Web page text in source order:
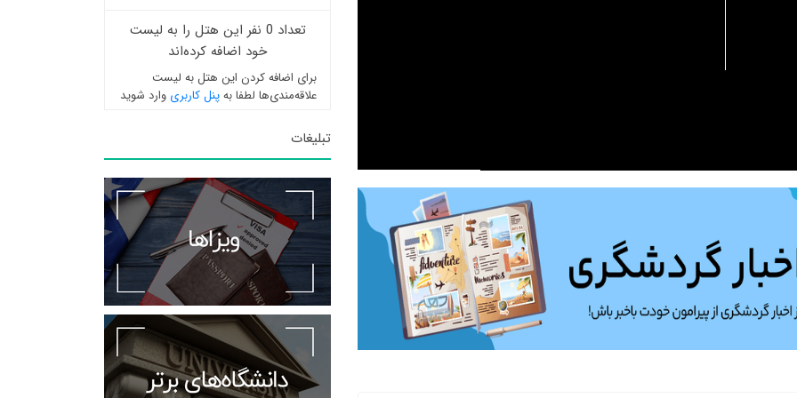
تعداد 0 نفر این هتل را به لیست
خود اضافه کرده‌اند
برای اضافه کردن این هتل به لیست
علاقه‌مندی‌ها لطفا بهپنل کاربری وارد شوید
تبلیغات